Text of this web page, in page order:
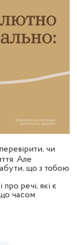
чи
Але
що з тобою
речі, які є
часом